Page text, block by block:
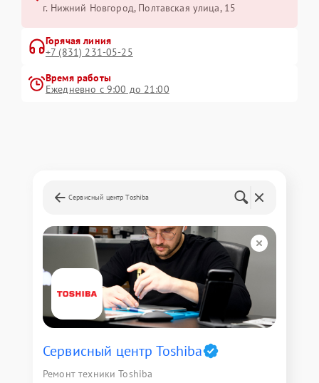
г. Нижний Новгород, Полтавская улица, 15
Горячая линия
+7 (831) 231-05-25
Время работы
Ежедневно с 9:00 до 21:00
Сервисный центр Toshiba
Сервисный центр Toshiba
Ремонт техники Toshiba